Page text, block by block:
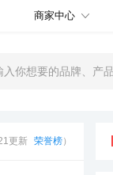
商家中心
更新 荣誉榜）